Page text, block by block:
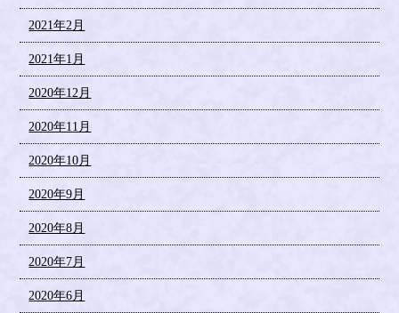
2021年2月
2021年1月
2020年12月
2020年11月
2020年10月
2020年9月
2020年8月
2020年7月
2020年6月